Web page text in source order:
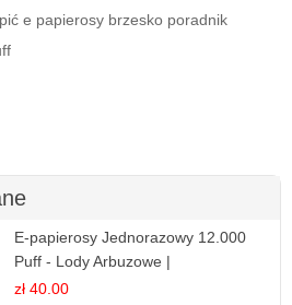
e papierosy brzesko poradnik
E-papierosy Jednorazowy 12.000
Puff - Lody Arbuzowe |
Orzeźwiający Smak
zł 40.00